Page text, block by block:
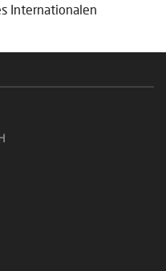
Internationalen